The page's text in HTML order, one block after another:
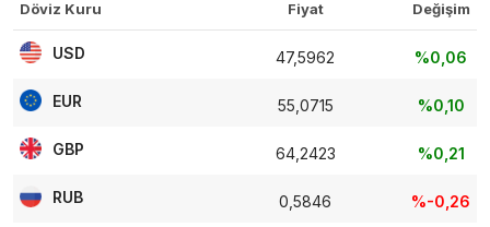
Döviz Kuru Fiyat Değişim
USD 47,5962 %0,06
EUR 55,0715 %0,10
GBP 64,2423 %0,21
RUB 0,5846 %-0,26